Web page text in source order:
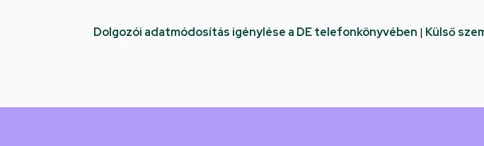
Dolgozói adatmódosítás igénylése a DE telefonkönyvében | Külső